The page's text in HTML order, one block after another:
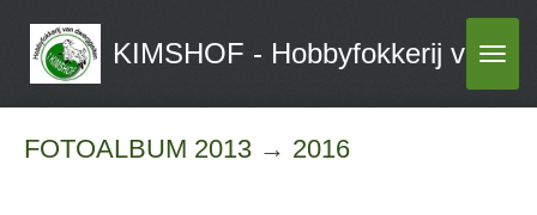
Ga
direct
hoofdinhoud
KIMSHOF - Hobbyfokkerij van
FOTOALBUM 2013 → 2016